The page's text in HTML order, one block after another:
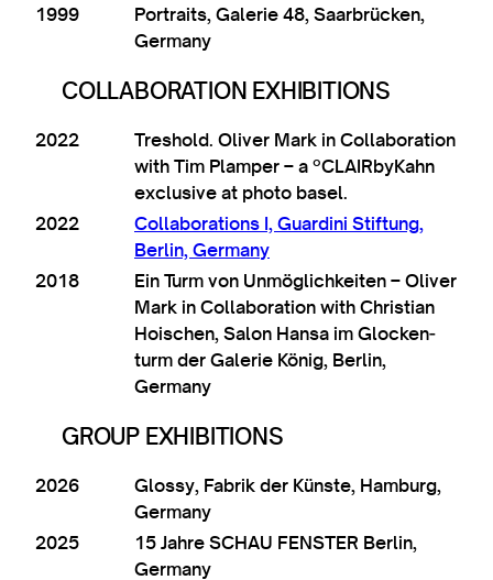
1999
Por­traits, Galer­ie 48, Saar­brück­en,
Germany
COLLABORATION EXHIBITIONS
2022
Treshold. Oliv­er Mark in Col­lab­or­a­tion
with Tim Plamper – a ºCLAIRbyKahn
exclus­ive at photo basel.
2022
Col­lab­or­a­tions I, Guardini Stif­tung,
Ber­lin, Germany
2018
Ein Turm von Unmög­lich­keiten – Oliv­er
Mark in Col­lab­or­a­tion with Chris­ti­an
Hois­chen, Salon Hansa im Glock­en­
turm der Galer­ie König, Berlin​,
Germany
GROUP EXHIBITIONS
2026
Glossy, Fab­rik der Kün­ste, Ham­burg,
Germany
2025
15 Jahre SCHAU FENSTER Ber­lin,
Germany